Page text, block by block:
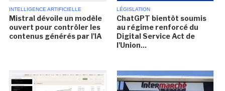
INTELLIGENCE ARTIFICIELLE
Mistral dévoile un modèle
ouvert pour contrôler les
contenus générés par l'IA
LÉGISLATION
ChatGPT bientôt soumis
au régime renforcé du
Digital Service Act de
l'Union...